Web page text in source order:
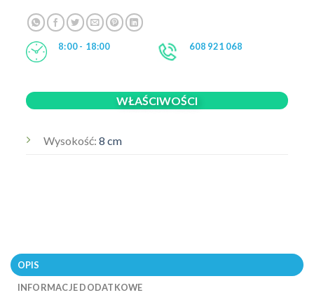
8:00 - 18:00 608 921 068
WŁAŚCIWOŚCI
Wysokość:8 cm
OPIS
INFORMACJE DODATKOWE